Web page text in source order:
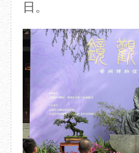
日。